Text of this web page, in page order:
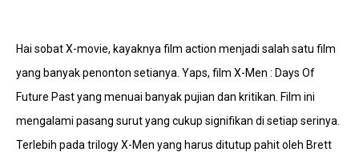
Hai sobat X-movie, kayaknya film action menjadi salah satu film
yang banyak penonton setianya. Yaps, film X-Men : Days Of
Future Past yang menuai banyak pujian dan kritikan. Film ini
mengalami pasang surut yang cukup signifikan di setiap serinya.
Terlebih pada trilogy X-Men yang harus ditutup pahit oleh Brett